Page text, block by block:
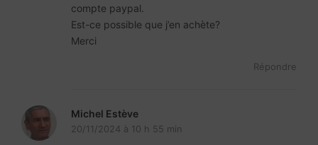
compte paypal.
Est-ce possible que j’en achète?
Merci
Répondre
Michel Estève
20/11/2024 à 10 h 55 min